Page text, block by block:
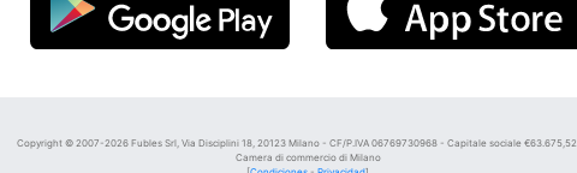
Copyright © 2007-2026 Fubles Srl, Via Disciplini 18, 20123 Milano - CF/P.IVA 06769730968 - Capitale sociale
Camera di commercio di Milano